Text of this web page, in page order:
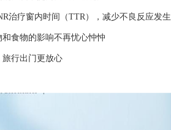
治疗窗内时间（TTR），减少不良反应发生
食物的影响不再忧心忡忡
旅行出门更放心